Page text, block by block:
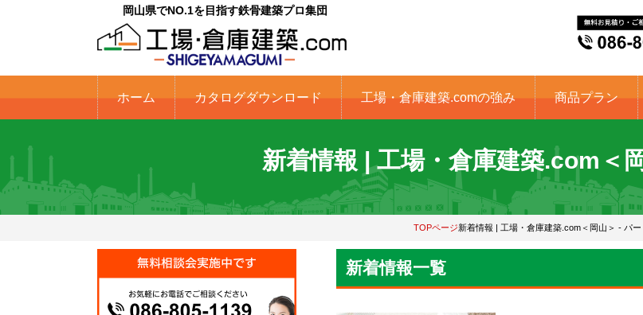
岡山県でNO.1を目指す鉄骨建築プロ集団
ホーム カタログダウンロード 工場・倉庫建築.comの強み 商品プラン
新着情報 | 工場・倉庫建築.com＜
TOPページ新着情報 | 工場・倉庫建築.com＜岡山＞ - パー
新着情報一覧